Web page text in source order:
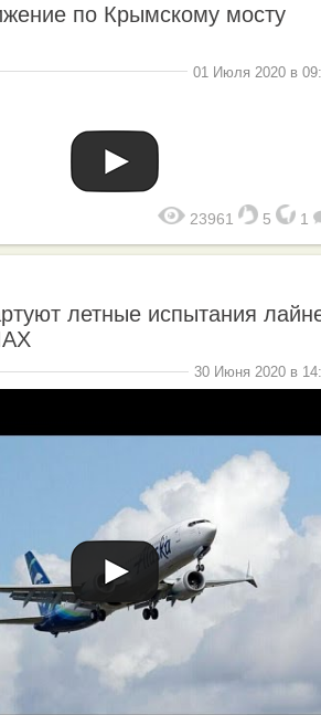
по Крымскому мосту
01 Июля 2020 в
23961 5 1
летные испытания
30 Июня 2020 в